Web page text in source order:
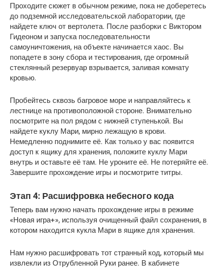
Проходите сюжет в обычном режиме, пока не доберетесь
до подземной исследовательской лаборатории, где
найдете ключ от вертолета. После разборки с Виктором
Гидеоном и запуска последовательности
самоуничтожения, на объекте начинается хаос. Вы
попадете в зону сбора и тестирования, где огромный
стеклянный резервуар взрывается, заливая комнату
кровью.
Пробейтесь сквозь багровое море и направляйтесь к
лестнице на противоположной стороне. Внимательно
посмотрите на пол рядом с нижней ступенькой. Вы
найдете куклу Мари, мирно лежащую в крови.
Немедленно поднимите её. Как только у вас появится
доступ к ящику для хранения, положите куклу Мари
внутрь и оставьте её там. Не уроните её. Не потеряйте её.
Завершите прохождение игры и посмотрите титры.
Этап 4: Расшифровка небесного кода
Теперь вам нужно начать прохождение игры в режиме
«Новая игра+», используя очищенный файл сохранения, в
котором находится кукла Мари в ящике для хранения.
Нам нужно расшифровать тот странный код, который мы
извлекли из Отрубленной Руки ранее. В кабинете